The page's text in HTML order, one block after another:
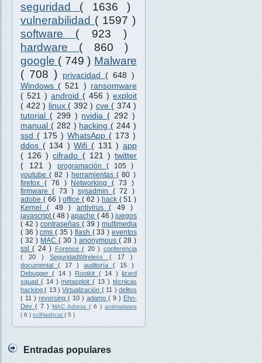
seguridad ( 1636 )
vulnerabilidad ( 1597 )
software ( 923 )
hardware ( 860 )
google ( 749 ) Malware
( 708 )
privacidad ( 648 )
Windows ( 521 ) ransomware
( 521 ) android ( 456 ) exploit
( 422 ) linux ( 392 ) cve ( 374 )
tutorial ( 299 ) nvidia ( 292 )
manual ( 282 ) hacking ( 244 )
ssd ( 175 ) WhatsApp ( 173 )
ddos ( 134 )Wifi ( 131 ) app
( 126 )cifrado ( 121 )twitter
( 121 ) programación( 105 )
youtube( 82 ) herramientas( 80 )
firefox ( 76 ) Networking( 73 )
firmware( 73 )sysadmin ( 72 )
adobe ( 66 )office( 62 ) hack ( 51 )
Kernel( 49 ) antivirus( 49 )
javascript( 48 )apache ( 46 ) juegos
( 42 ) contraseñas ( 39 ) multimedia
( 36 )cms( 35 ) flash ( 33 )eventos
( 32 ) MAC( 30 ) anonymous ( 28 )
ssl( 24 ) Forense( 20 ) conferencia
( 20 )SeguridadWireless ( 17 )
documental ( 17 ) auditoría ( 15 )
Debugger( 14 ) Rootkit ( 14 ) lizard
squad ( 14 )metasploit( 13 ) técnicas
hacking( 13 )Virtualización ( 11 ) delitos
( 11 ) reversing ( 10 ) adamo ( 9 ) Ehn-
Dev ( 7 ) MAC Adress ( 6 ) antimalware
( 6 ) oclHashcat ( 5 )
Entradas populares